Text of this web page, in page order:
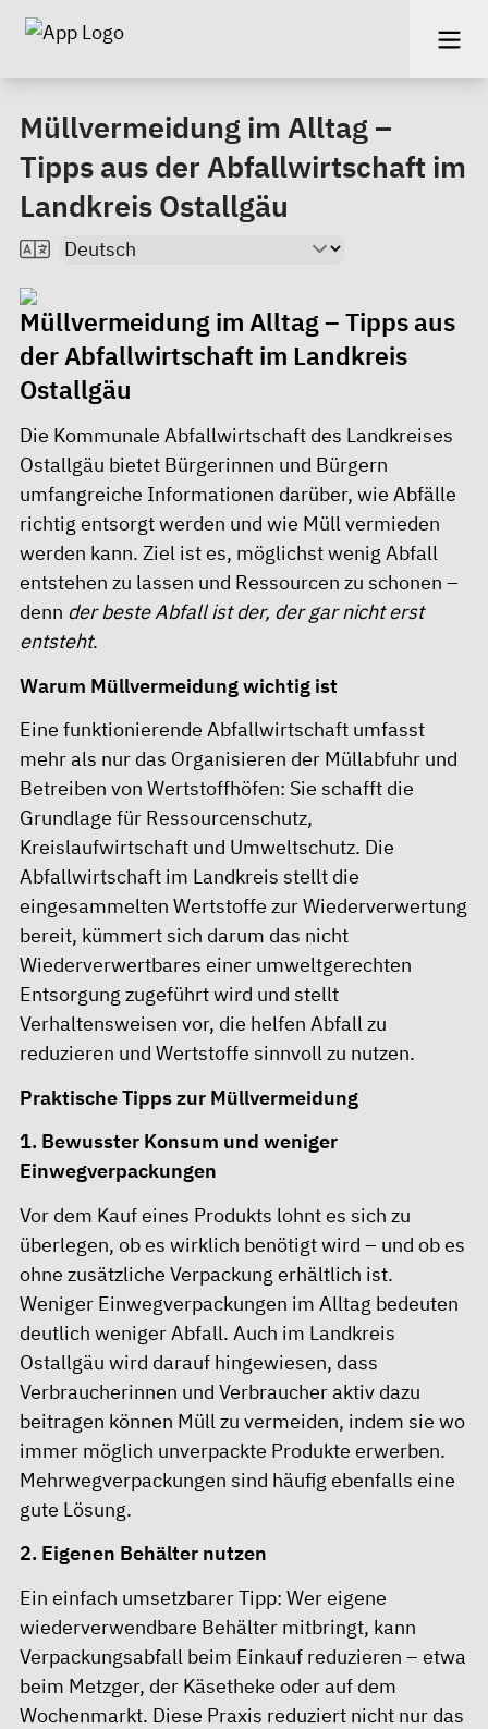
Müllvermeidung im Alltag –
Tipps aus der Abfallwirtschaft im
Landkreis Ostallgäu
Müllvermeidung im Alltag – Tipps aus
der Abfallwirtschaft im Landkreis
Ostallgäu
Die Kommunale Abfallwirtschaft des Landkreises
Ostallgäu bietet Bürgerinnen und Bürgern
umfangreiche Informationen darüber, wie Abfälle
richtig entsorgt werden und wie Müll vermieden
werden kann. Ziel ist es, möglichst wenig Abfall
entstehen zu lassen und Ressourcen zu schonen –
denn der beste Abfall ist der, der gar nicht erst
entsteht.
Warum Müllvermeidung wichtig ist
Eine funktionierende Abfallwirtschaft umfasst
mehr als nur das Organisieren der Müllabfuhr und
Betreiben von Wertstoffhöfen: Sie schafft die
Grundlage für Ressourcenschutz,
Kreislaufwirtschaft und Umweltschutz. Die
Abfallwirtschaft im Landkreis stellt die
eingesammelten Wertstoffe zur Wiederverwertung
bereit, kümmert sich darum das nicht
Wiederverwertbares einer umweltgerechten
Entsorgung zugeführt wird und stellt
Verhaltensweisen vor, die helfen Abfall zu
reduzieren und Wertstoffe sinnvoll zu nutzen.
Praktische Tipps zur Müllvermeidung
1. Bewusster Konsum und weniger
Einwegverpackungen
Vor dem Kauf eines Produkts lohnt es sich zu
überlegen, ob es wirklich benötigt wird – und ob es
ohne zusätzliche Verpackung erhältlich ist.
Weniger Einwegverpackungen im Alltag bedeuten
deutlich weniger Abfall. Auch im Landkreis
Ostallgäu wird darauf hingewiesen, dass
Verbraucherinnen und Verbraucher aktiv dazu
beitragen können Müll zu vermeiden, indem sie wo
immer möglich unverpackte Produkte erwerben.
Mehrwegverpackungen sind häufig ebenfalls eine
gute Lösung.
2. Eigenen Behälter nutzen
Ein einfach umsetzbarer Tipp: Wer eigene
wiederverwendbare Behälter mitbringt, kann
Verpackungsabfall beim Einkauf reduzieren – etwa
beim Metzger, der Käsetheke oder auf dem
Wochenmarkt. Diese Praxis reduziert nicht nur das